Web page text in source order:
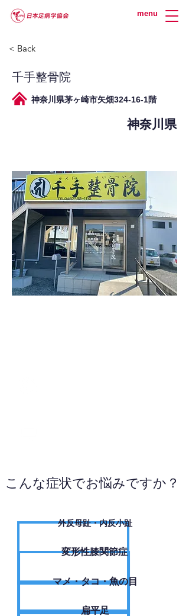
menu
< Back
千手整骨院
神奈川県茅ヶ崎市矢畑324-16-1階
神奈川県
こんな症状でお悩みですか？
外反母趾・内反小趾
変形性膝関節症
​マメ・タコ・魚の目
扁平足